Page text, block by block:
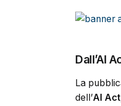
Dall’AI
La
dell’AI Act